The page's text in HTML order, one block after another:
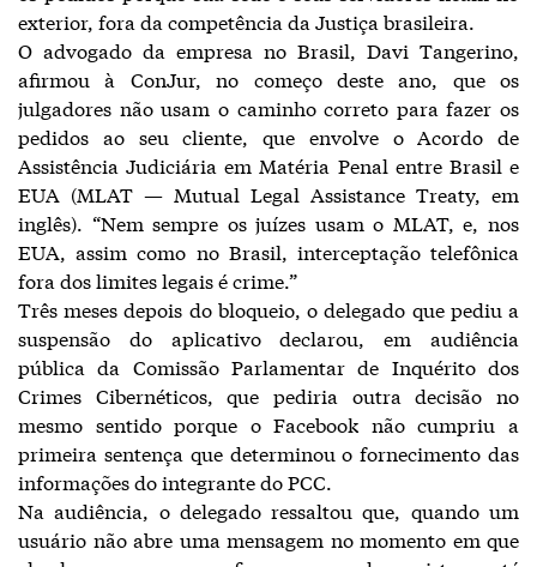
exterior, fora da competência da Justiça brasileira.
O advogado da empresa no Brasil, Davi Tangerino,
afirmou à ConJur, no começo deste ano, que os
julgadores não usam o caminho correto para fazer os
pedidos ao seu cliente, que envolve o Acordo de
Assistência Judiciária em Matéria Penal entre Brasil e
EUA (MLAT — Mutual Legal Assistance Treaty, em
inglês). “Nem sempre os juízes usam o MLAT, e, nos
EUA, assim como no Brasil, interceptação telefônica
fora dos limites legais é crime.”
Três meses depois do bloqueio, o delegado que pediu a
suspensão do aplicativo declarou, em audiência
pública da Comissão Parlamentar de Inquérito dos
Crimes Cibernéticos, que pediria outra decisão no
mesmo sentido porque o Facebook não cumpriu a
primeira sentença que determinou o fornecimento das
informações do integrante do PCC.
Na audiência, o delegado ressaltou que, quando um
usuário não abre uma mensagem no momento em que